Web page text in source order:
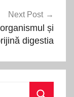
Next Post
și
digestia